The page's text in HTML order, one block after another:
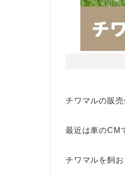
チワマルの販
最近は車のCM
チワマルを飼